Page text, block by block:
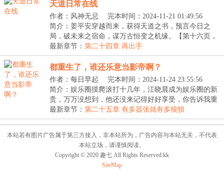
天道日常在线
作者：风神无忌
完本时间：2024-11-21 01:49:56
简介：姜平安穿越而来，获得天道之书，预言今日之
局，破未来之宿命，谋万古恒变之机缘。【第十六页，
人间...
最新章节： 第二十四章 再出手
都重生了，谁还乐意当影帝啊？
作者：每日早起
完本时间：2024-11-24 23:55:56
简介：娱乐圈摸爬滚打十几年，江晓晨成为娱乐圈的新
贵，万万没想到，他还没来记得好好享受，你告诉我重
生...
最新章节： 第二十五章 有多嚣张就有多狼狈
本站若有图片广告属于第三方接入，非本站所为，广告内容与本站无关，不代表
本站立场，请谨慎阅读。
Copyright © 2020 趣七 All Rights Reserved.kk
SiteMap